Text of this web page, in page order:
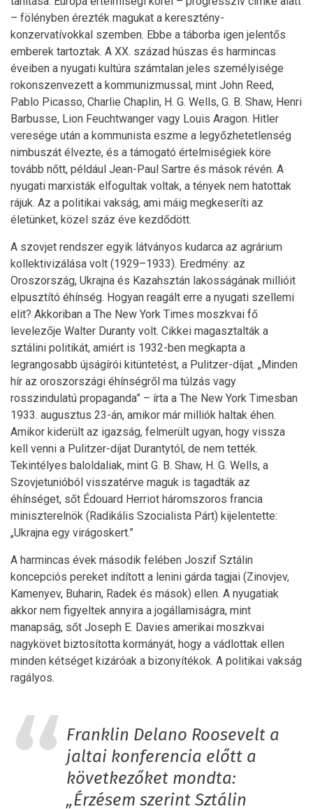
– fölényben érezték magukat a keresztény-
konzervatívokkal szemben. Ebbe a táborba igen jelentős
emberek tartoztak. A XX. század húszas és harmincas
éveiben a nyugati kultúra számtalan jeles személyisége
rokonszenvezett a kommunizmussal, mint John Reed,
Pablo Picasso, Charlie Chaplin, H. G. Wells, G. B. Shaw, Henri
Barbusse, Lion Feuchtwanger vagy Louis Aragon. Hitler
veresége után a kommunista eszme a legyőzhetetlenség
nimbuszát élvezte, és a támogató értelmiségiek köre
tovább nőtt, például Jean-Paul Sartre és mások révén. A
nyugati marxisták elfogultak voltak, a tények nem hatottak
rájuk. Az a politikai vakság, ami máig megkeseríti az
életünket, közel száz éve kezdődött.
A szovjet rendszer egyik látványos kudarca az agrárium
kollektivizálása volt (1929–1933). Eredmény: az
Oroszország, Ukrajna és Kazahsztán lakosságának millióit
elpusztító éhínség. Hogyan reagált erre a nyugati szellemi
elit? Akkoriban a The New York Times moszkvai fő
levelezője Walter Duranty volt. Cikkei magasztalták a
sztálini politikát, amiért is 1932-ben megkapta a
legrangosabb újságírói kitüntetést, a Pulitzer-díjat. „Minden
hír az oroszországi éhínségről ma túlzás vagy
rosszindulatú propaganda” – írta a The New York ­Timesban
1933. augusztus 23-án, amikor már milliók haltak éhen.
Amikor kiderült az igazság, felmerült ugyan, hogy vissza
kell venni a Pulitzer-díjat Durantytól, de nem tették.
Tekintélyes baloldaliak, mint G. B. Shaw, H. G. Wells, a
Szovjetunióból visszatérve maguk is tagadták az
éhínséget, sőt Édouard Herriot háromszoros francia
miniszterelnök (Radikális Szocialista Párt) kijelentette:
„Ukrajna egy virágoskert.”
A harmincas évek második felében Joszif Sztálin
koncepciós pereket indított a lenini gárda tagjai (Zinovjev,
Kamenyev, Buharin, Radek és mások) ellen. A nyugatiak
akkor nem figyeltek annyira a jogállamiságra, mint
manapság, sőt Joseph E. Davies amerikai moszkvai
nagykövet biztosította kormányát, hogy a vádlottak ellen
minden kétséget kizáróak a bizonyítékok. A politikai vakság
ragályos.
Franklin Delano Roosevelt a
jaltai konferencia előtt a
következőket mondta:
„Érzésem szerint Sztálin